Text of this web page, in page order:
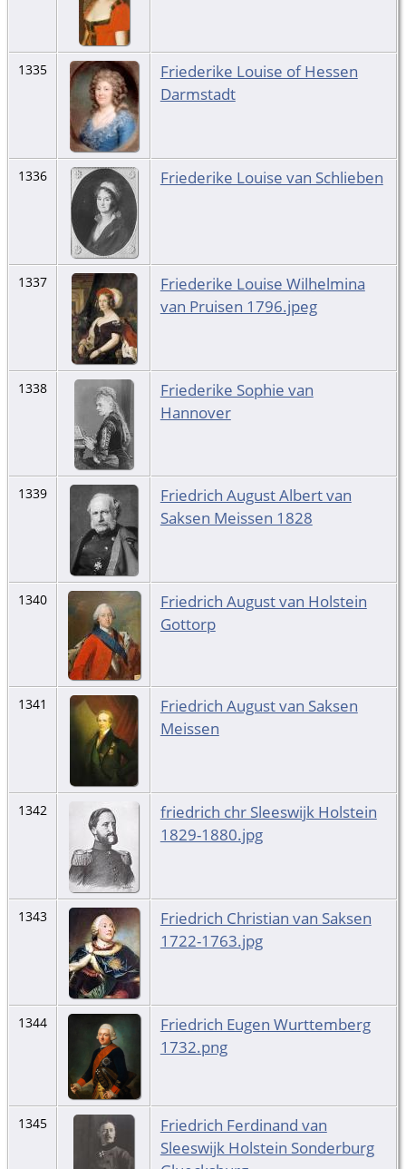
1335
Friederike Louise of Hessen
Darmstadt
1336 Friederike Louise van Schlieben
1337
Friederike Louise Wilhelmina
van Pruisen 1796.jpeg
1338
Friederike Sophie van
Hannover
1339
Friedrich August Albert van
Saksen Meissen 1828
1340
Friedrich August van Holstein
Gottorp
1341
Friedrich August van Saksen
Meissen
1342
friedrich chr Sleeswijk Holstein
1829-1880.jpg
1343
Friedrich Christian van Saksen
1722-1763.jpg
1344
Friedrich Eugen Wurttemberg
1732.png
1345
Friedrich Ferdinand van
Sleeswijk Holstein Sonderburg